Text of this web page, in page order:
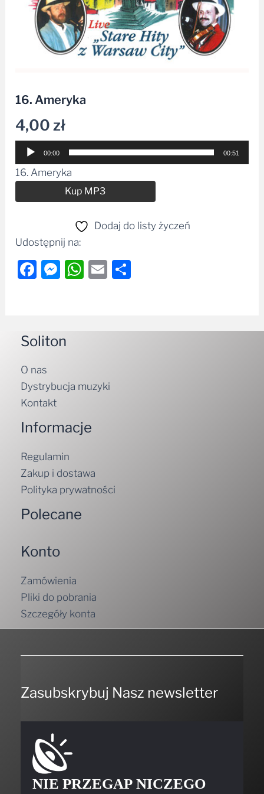
16. Ameryka
4,00zł
Odtwarzacz
plików
dźwiękowych
00:00 00:51
16. Ameryka
Kup MP3
Dodaj do listy życzeń
Udostępnij na:
Facebook
Messenger
WhatsApp
Email
Soliton
O nas
Dystrybucja muzyki
Kontakt
Informacje
Regulamin
Zakup i dostawa
Polityka prywatności
Polecane
Konto
Zamówienia
Pliki do pobrania
Szczegóły konta
Zasubskrybuj Nasz newsletter
NIE PRZEGAP NICZEGO